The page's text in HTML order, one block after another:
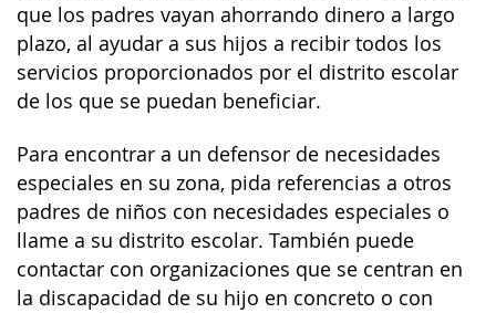
que los padres vayan ahorrando dinero a largo
plazo, al ayudar a sus hijos a recibir todos los
servicios proporcionados por el distrito escolar
de los que se puedan beneficiar.
Para encontrar a un defensor de necesidades
especiales en su zona, pida referencias a otros
padres de niños con necesidades especiales o
llame a su distrito escolar. También puede
contactar con organizaciones que se centran en
la discapacidad de su hijo en concreto o con